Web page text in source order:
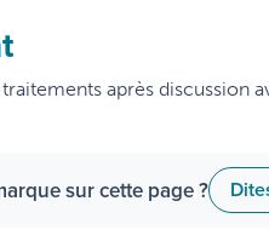
après discussion
sur cette page ?